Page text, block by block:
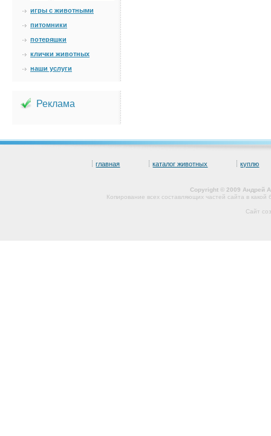
игры с животными
питомники
потеряшки
клички животных
наши услуги
Реклама
главная каталог животных куплю
Copyright © 2009 Андрей
Копирование всех составляющих частей сайта в
Сайт